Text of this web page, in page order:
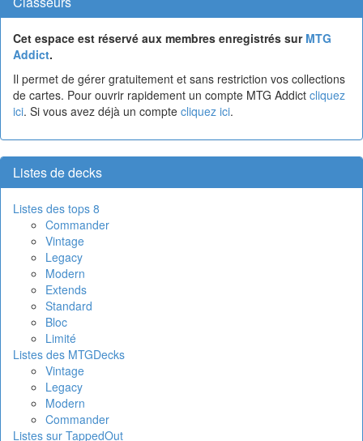
Cet espace est réservé aux membres enregistrés sur MTG
Addict.
Il permet de gérer gratuitement et sans restriction vos collections
de cartes. Pour ouvrir rapidement un compte MTG Addict cliquez
ici. Si vous avez déjà un compte cliquez ici.
Listes de decks
Listes des tops 8
Commander
Vintage
Legacy
Modern
Extends
Standard
Bloc
Limité
Listes des MTGDecks
Vintage
Legacy
Modern
Commander
Listes sur TappedOut